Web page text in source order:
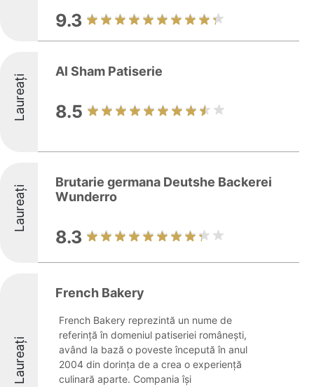
9.3
Laureați
Al Sham Patiserie
8.5
Laureați
Brutarie germana Deutshe Backerei
Wunderro
8.3
Laureați
French Bakery
French Bakery reprezintă un nume de
referință în domeniul patiseriei românești,
având la bază o poveste începută în anul
2004 din dorința de a crea o experiență
culinară aparte. Compania își